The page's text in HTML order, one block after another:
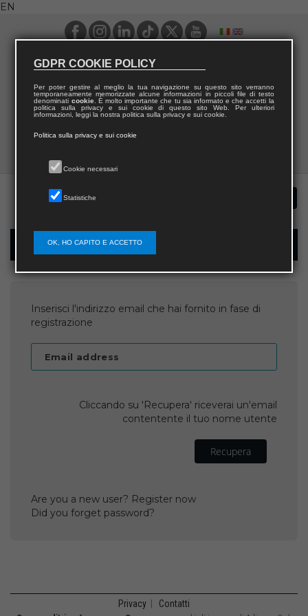
EN
Username recovery
Inserisci l'indirizzo email che hai fornito in fase di
registrazione
Email address
Cliccando su 'Recupera' riceverai un'email
contentente il tuo nome utente
Recupera
Are you a new user? Register now
Did you forget password?
Privacy Contatti
GDPR COOKIE POLICY
Per poter gestire al meglio la tua navigazione su questo sito verranno
temporaneamente memorizzate alcune informazioni in piccoli file di testo
denominati cookie. È molto importante che tu sia informato e che accetti la
politica sulla privacy e sui cookie di questo sito Web. Per ulteriori
informazioni, leggi la nostra politica sulla privacy e sui cookie.
Politica sulla privacy e sui cookie
Cookie necessari
Statistiche
OK, HO CAPITO E ACCETTO